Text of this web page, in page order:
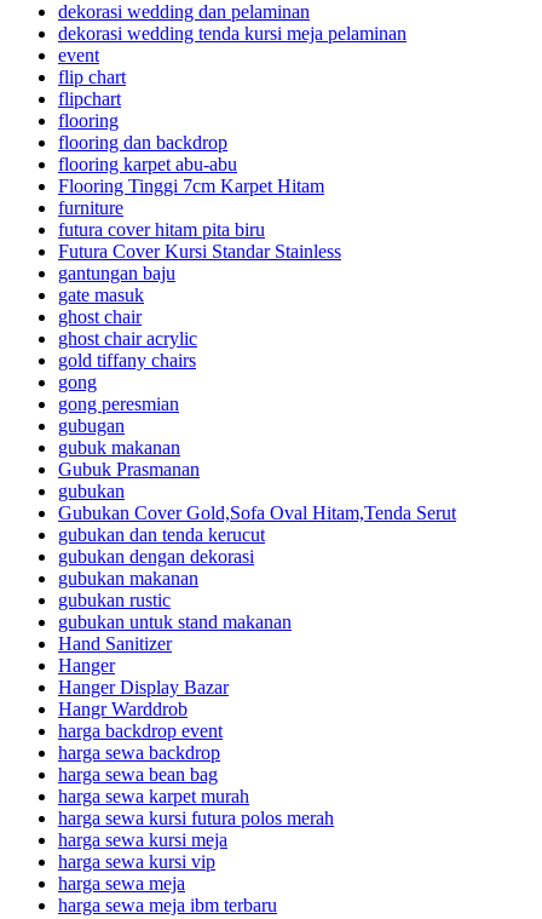
dekorasi wedding dan pelaminan
dekorasi wedding tenda kursi meja pelaminan
event
flip chart
flipchart
flooring
flooring dan backdrop
flooring karpet abu-abu
Flooring Tinggi 7cm Karpet Hitam
furniture
futura cover hitam pita biru
Futura Cover Kursi Standar Stainless
gantungan baju
gate masuk
ghost chair
ghost chair acrylic
gold tiffany chairs
gong
gong peresmian
gubugan
gubuk makanan
Gubuk Prasmanan
gubukan
Gubukan Cover Gold,Sofa Oval Hitam,Tenda Serut
gubukan dan tenda kerucut
gubukan dengan dekorasi
gubukan makanan
gubukan rustic
gubukan untuk stand makanan
Hand Sanitizer
Hanger
Hanger Display Bazar
Hangr Warddrob
harga backdrop event
harga sewa backdrop
harga sewa bean bag
harga sewa karpet murah
harga sewa kursi futura polos merah
harga sewa kursi meja
harga sewa kursi vip
harga sewa meja
harga sewa meja ibm terbaru